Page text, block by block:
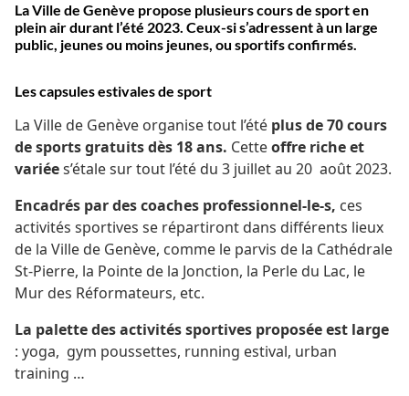
La Ville de Genève propose plusieurs cours de sport en
plein air durant l’été 2023. Ceux-si s’adressent à un large
public, jeunes ou moins jeunes, ou sportifs confirmés.
Les capsules estivales de sport
La Ville de Genève organise tout l’été plus de 70 cours
de sportsgratuits dès 18 ans. Cetteoffre riche et
variées’étale sur tout l’été du 3 juillet au 20 août 2023.
Encadrés par des coaches professionnel-le-s, ces
activités sportives se répartiront dans différents lieux
de la Ville de Genève, comme le parvis de la Cathédrale
St-Pierre, la Pointe de la Jonction, la Perle du Lac, le
Mur des Réformateurs, etc.
La palette des activités sportives proposée est large
: yoga, gym poussettes, running estival, urban
training …